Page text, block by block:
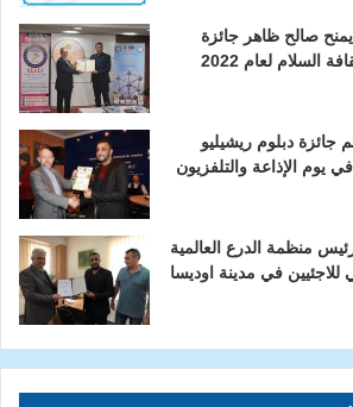
صالح ظاهر جائزة
السلام لعام 2022
جائزة دبلوم ريشيليو
في يوم الإذاعة والتلفزيون
منظمة الدرع العالمية
في مدينة اوديسا